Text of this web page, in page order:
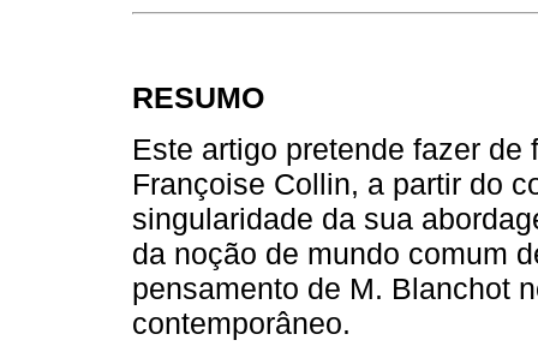
RESUMO
Este artigo pretende fazer
Françoise Collin, a partir do
singularidade da sua
da noção de mundo comum
pensamento de M. Blanchot
contemporâneo.